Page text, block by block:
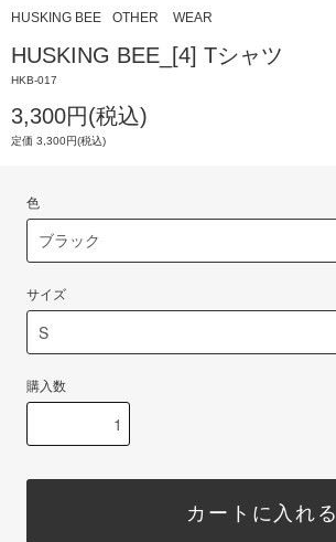
HUSKING BEE OTHER WEAR
HUSKING BEE_[4] Tシャツ
HKB-017
3,300円(税込)
定価 3,300円(税込)
色
サイズ
購入数
カートに入れる